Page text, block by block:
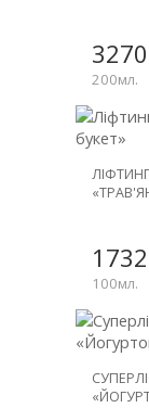
200мл.
100мл.